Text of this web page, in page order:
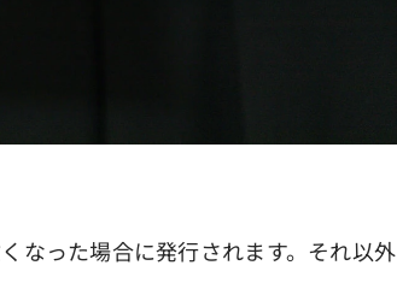
なった場合に発行されます。それ以外